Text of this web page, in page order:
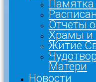
Отчеты
Храмы и
Житие
Матери
Новости